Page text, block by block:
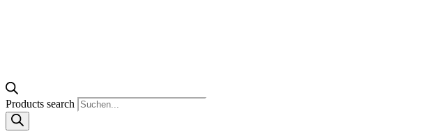
Products search